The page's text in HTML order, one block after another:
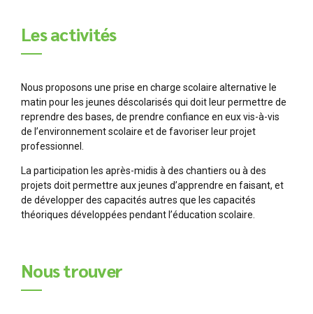
Les activités
Nous proposons une prise en charge scolaire alternative le
matin pour les jeunes déscolarisés qui doit leur permettre de
reprendre des bases, de prendre confiance en eux vis-à-vis
de l’environnement scolaire et de favoriser leur projet
professionnel.
La participation les après-midis à des chantiers ou à des
projets doit permettre aux jeunes d’apprendre en faisant, et
de développer des capacités autres que les capacités
théoriques développées pendant l’éducation scolaire.
Nous trouver